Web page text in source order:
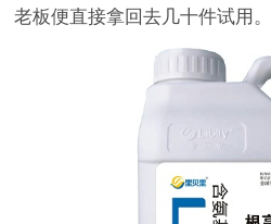
老板便直接拿回去几十件试用。